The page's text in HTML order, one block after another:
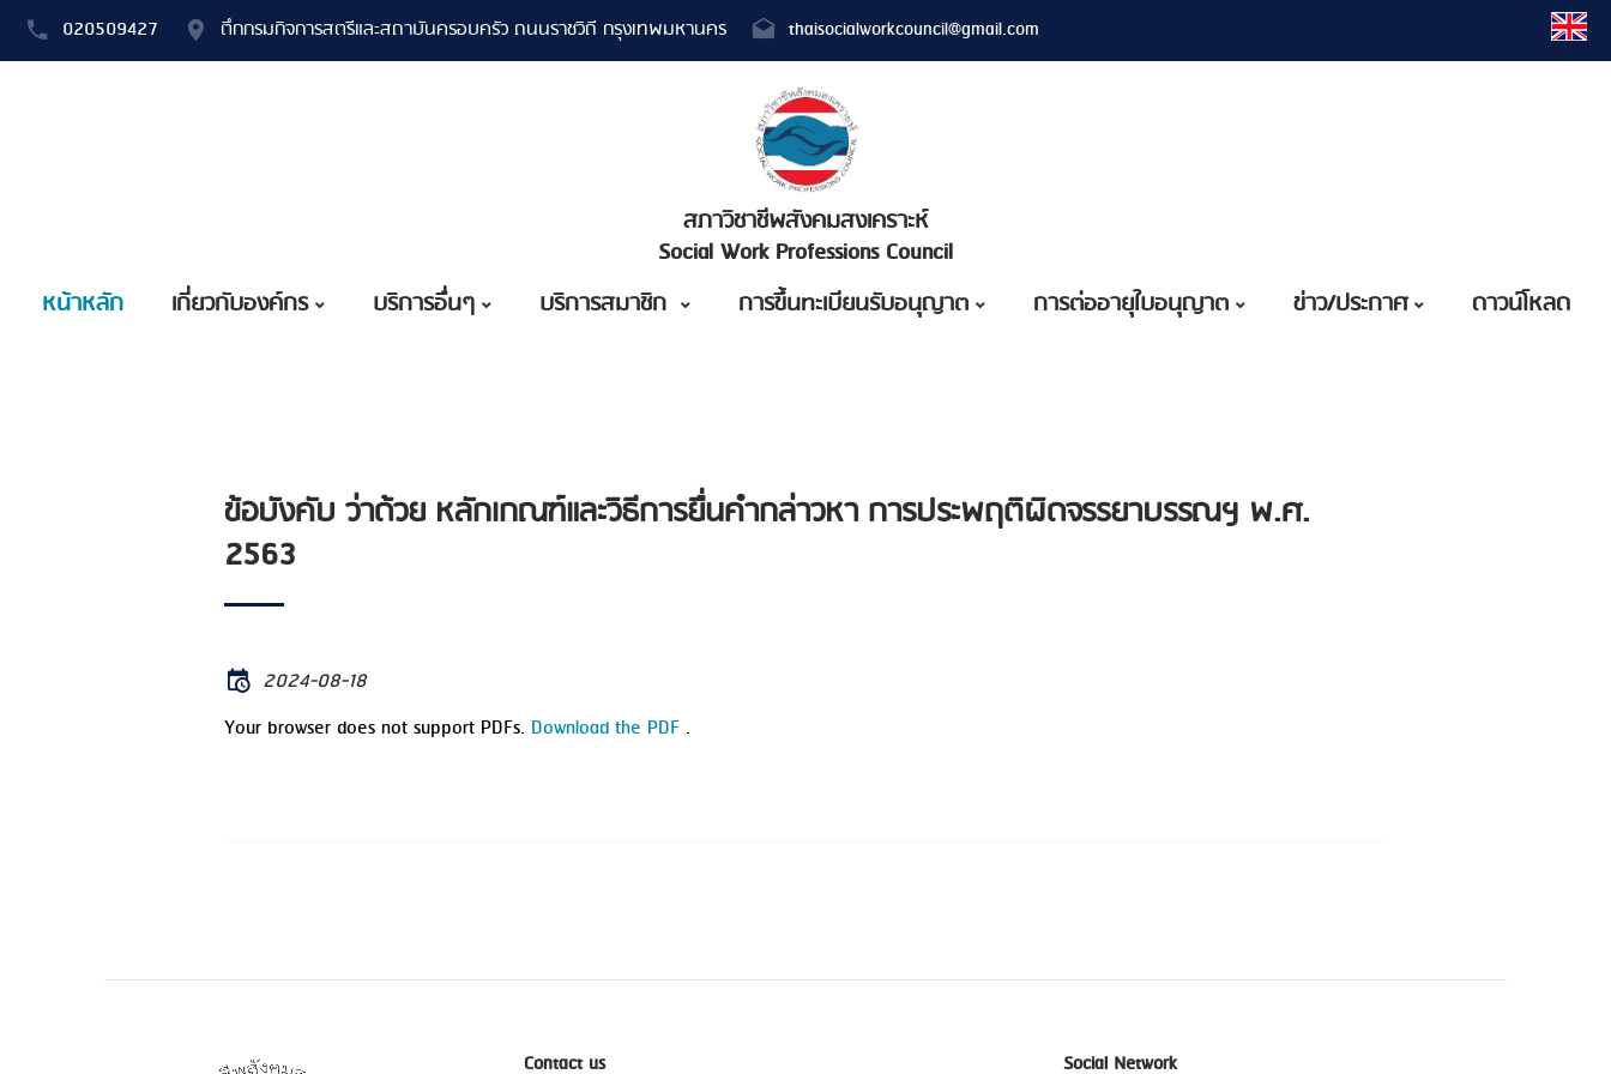
020509427 ตึกกรมกิจการสตรีและสถาบันครอบครัว ถนนราชวิถี กรุงเทพมหานคร thaisocialworkcouncil@gmail.com
สภาวิชาชีพสังคมสงเคราะห์
Social Work Professions Council
หน้าหลัก
เกี่ยวกับองค์กร บริการอื่นๆ บริการสมาชิก การขึ้นทะเบียนรับอนุญาต การต่ออายุใบอนุญาต ข่าว/ประกาศ ดาวน์โหลด
ข้อบังคับ ว่าด้วย หลักเกณฑ์และวิธีการยื่นคำกล่าวหา การประพฤติผิดจรรยาบรรณฯ พ.ศ.
2563
2024-08-18
Your browser does not support PDFs. Download the PDF .
Contact us Social Network